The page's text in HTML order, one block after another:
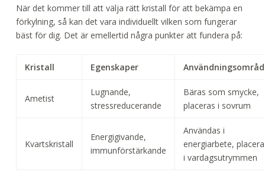
När det kommer till att välja rätt kristall för att bekämpa en
förkylning, så kan det vara individuellt vilken som fungerar
bäst för dig. Det är emellertid några punkter att fundera på:
Kristall Egenskaper
Ametist
Lugnande,
stressreducerande
Bäras som smycke,
placeras i sovrum
Kvartskristall
Energigivande,
immunförstärkande
Användas i
energiarbete,
i vardagsutrymmen